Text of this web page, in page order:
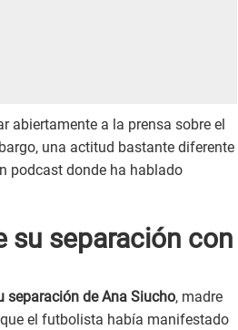
abiertamente a la prensa sobre el
una actitud bastante diferente
podcast donde ha hablado
su separación con
separación de Ana Siucho, madre
el futbolista había manifestado